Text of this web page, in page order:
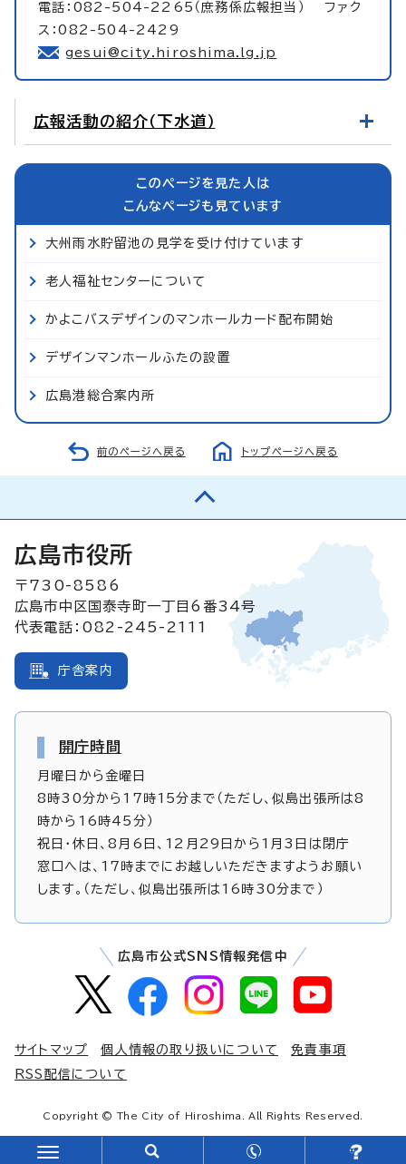
電話：082-504-2265（庶務係広報担当） ファク
ス：082-504-2429
gesui@city.hiroshima.lg.jp
広報活動の紹介（下水道）
このページを見た人は
こんなページも見ています
大州雨水貯留池の見学を受け付けています
老人福祉センターについて
かよこバスデザインのマンホールカード配布開始
デザインマンホールふたの設置
広島港総合案内所
前のページへ戻る トップページへ戻る
広島市役所
〒730-8586
広島市中区国泰寺町一丁目6番34号
代表電話：082-245-2111
庁舎案内
開庁時間
月曜日から金曜日
8時30分から17時15分まで（ただし、似島出張所は8
時から16時45分）
祝日・休日、8月6日、12月29日から1月3日は閉庁
窓口へは、17時までにお越しいただきますようお願い
します。（ただし、似島出張所は16時30分まで）
広島市公式SNS情報発信中
サイトマップ 個人情報の取り扱いについて
免責事項
RSS配信について
Copyright © The City of Hiroshima. All Rights Reserved.